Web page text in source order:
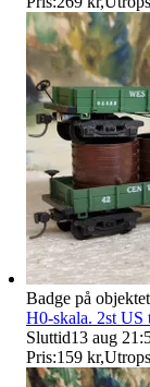
Badge på
H0-skala. 2st US
Sluttid13 aug
Pris:159 kr,